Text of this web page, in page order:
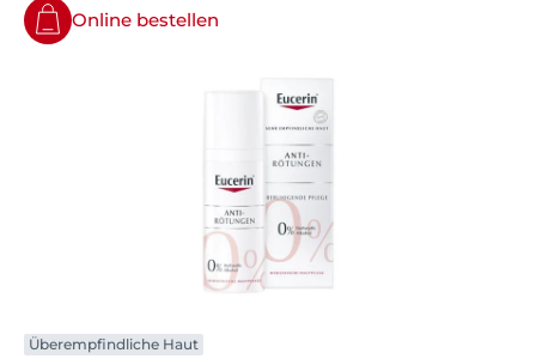
Online bestellen
Überempfindliche Haut